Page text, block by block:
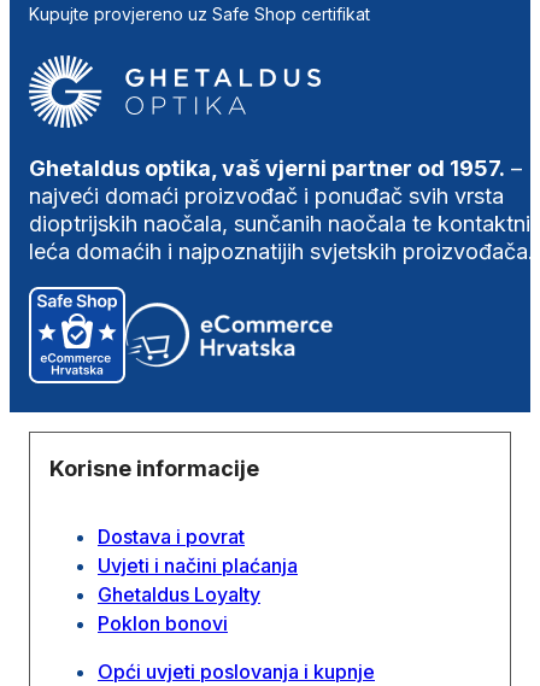
Kupujte provjereno uz Safe Shop certifikat
Ghetaldus optika, vaš vjerni partner od 1957. –
najveći domaći proizvođač i ponuđač svih vrsta
dioptrijskih naočala, sunčanih naočala te
leća domaćih i najpoznatijih svjetskih proizvođača.
Korisne informacije
Dostava i povrat
Uvjeti i načini plaćanja
Ghetaldus Loyalty
Poklon bonovi
Opći uvjeti poslovanja i kupnje